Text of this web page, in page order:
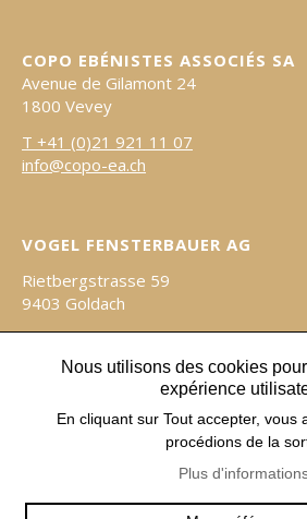
COPO EBÉNISTES ASSOCIÉS SA
Avenue de Gilamont 24
1800 Vevey
T +41 (0)21 921 11 07
info@copo-ea.ch
VOGEL FENSTERBAUER AG
Rietbergstrasse 59
9403 Goldach
Tel 071 846 60 30
info@vogel-fensterbauer.ch
Nous utilisons des cookies
expérience
En cliquant sur Tout accepter, vous
procédions de la
Plus